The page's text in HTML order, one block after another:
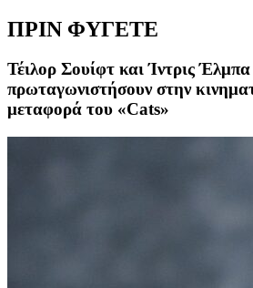
ΠΡΙΝ ΦΥΓΕΤΕ
Τέιλορ Σουίφτ και Ίντρις
πρωταγωνιστήσουν στην
μεταφορά του «Cats»